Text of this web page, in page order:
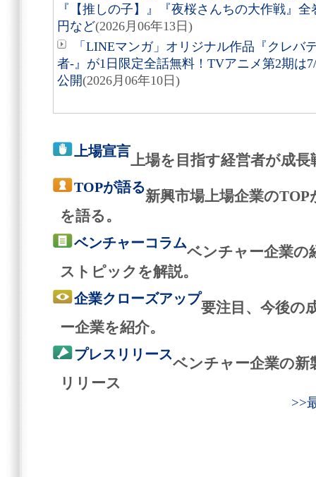
『【推しの子】』『夜桜さんちの大作戦』
円など(2026月06年13日)
「LINEマンガ」オリジナル作品『クレバ
者-』が1日限定全話無料！TVアニメ第2期は
公開(2026月06年10日)
上場宣言
上場を目指す経営者が成
TOPが語る
新興市場上場企業の
を語る。
ベンチャーコラム
ベンチャー企業の
ストピックを解説。
企業クローズアップ
要注目、今後の
ー企業を紹介。
プレスリリース
ベンチャー企業の新
リリース
>>